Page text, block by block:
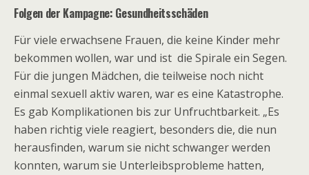
Folgen der Kampagne: Gesundheitsschäden
Für viele erwachsene Frauen, die keine Kinder mehr
bekommen wollen, war und ist die Spirale ein Segen.
Für die jungen Mädchen, die teilweise noch nicht
einmal sexuell aktiv waren, war es eine Katastrophe.
Es gab Komplikationen bis zur Unfruchtbarkeit. „Es
haben richtig viele reagiert, besonders die, die nun
herausfinden, warum sie nicht schwanger werden
konnten, warum sie Unterleibsprobleme hatten,